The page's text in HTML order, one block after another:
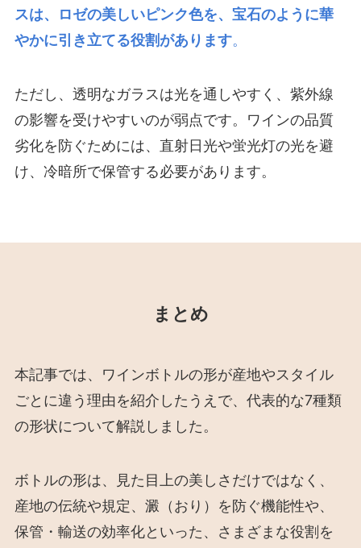
スは、ロゼの美しいピンク色を、宝石のように華
やかに引き立てる役割があります。
ただし、透明なガラスは光を通しやすく、紫外線
の影響を受けやすいのが弱点です。ワインの品質
劣化を防ぐためには、直射日光や蛍光灯の光を避
け、冷暗所で保管する必要があります。
まとめ
本記事では、ワインボトルの形が産地やスタイル
ごとに違う理由を紹介したうえで、代表的な7種類
の形状について解説しました。
ボトルの形は、見た目上の美しさだけではなく、
産地の伝統や規定、澱（おり）を防ぐ機能性や、
保管・輸送の効率化といった、さまざまな役割を